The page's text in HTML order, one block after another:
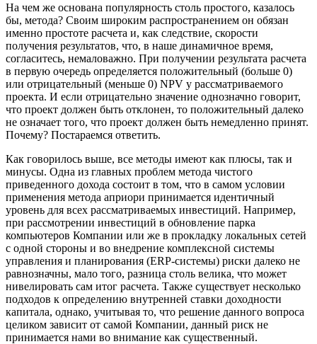
На чем же основана популярность столь простого, казалось
бы, метода? Своим широким распространением он обязан
именно простоте расчета и, как следствие, скорости
получения результатов, что, в наше динамичное время,
согласитесь, немаловажно. При получении результата расчета
в первую очередь определяется положительный (больше 0)
или отрицательный (меньше 0) NPV у рассматриваемого
проекта. И если отрицательно значение однозначно говорит,
что проект должен быть отклонен, то положительный далеко
не означает того, что проект должен быть немедленно принят.
Почему? Постараемся ответить.
Как говорилось выше, все методы имеют как плюсы, так и
минусы. Одна из главных проблем метода чистого
приведенного дохода состоит в том, что в самом условии
применения метода априори принимается идентичный
уровень для всех рассматриваемых инвестиций. Например,
при рассмотрении инвестиций в обновление парка
компьютеров Компании или же в прокладку локальных сетей
с одной стороны и во внедрение комплексной системы
управления и планирования (ERP-системы) риски далеко не
равнозначны, мало того, разница столь велика, что может
нивелировать сам итог расчета. Также существует несколько
подходов к определению внутренней ставки доходности
капитала, однако, учитывая то, что решение данного вопроса
целиком зависит от самой Компании, данный риск не
принимается нами во внимание как существенный.